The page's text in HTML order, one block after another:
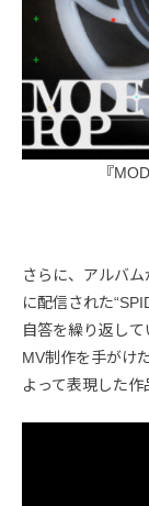
『
さらに、アルバ
に配信された
自答を繰り返し
MV制作を手がけ
よって表現した作